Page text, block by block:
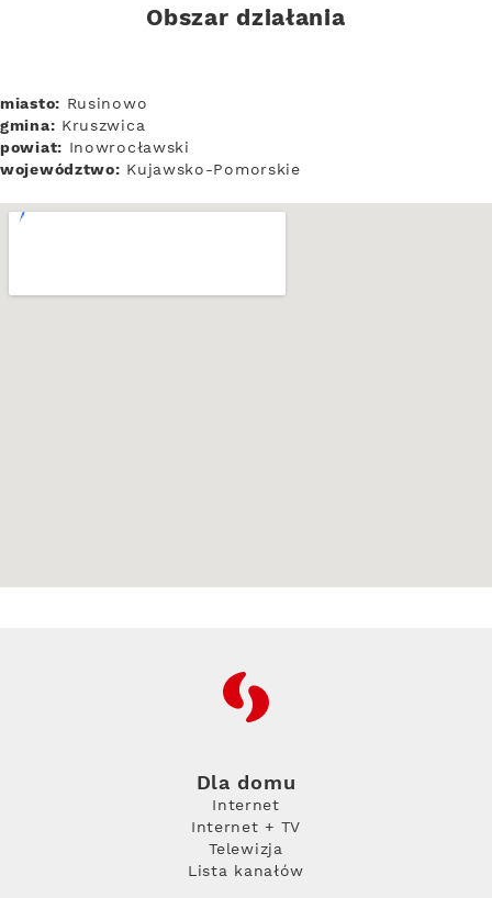
Obszar działania
miasto: Rusinowo
gmina: Kruszwica
powiat: Inowrocławski
województwo: Kujawsko-Pomorskie
RFC
Dla domu
Internet
Internet + TV
Telewizja
Lista kanałów